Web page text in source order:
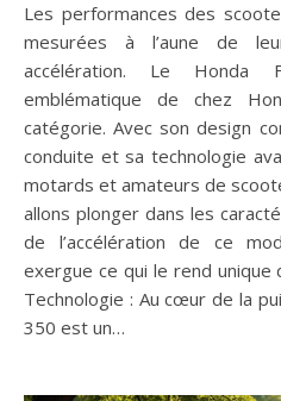
Les performances des scooters modernes sont souvent
mesurées à l’aune de
accélération. Le Honda
emblématique de chez
catégorie. Avec son design
conduite et sa technologie
motards et amateurs de
allons plonger dans les
de l’accélération de ce
exergue ce qui le rend
Technologie : Au cœur de la
350 est un…